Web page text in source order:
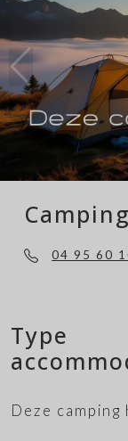
04 95 60
Type
Deze